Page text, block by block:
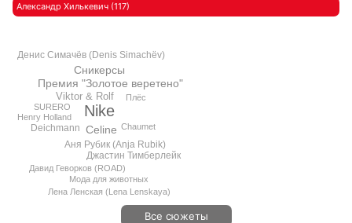
Александр Хилькевич (117)
Nike
Celine
Премия "Золотое веретено"
Сникерсы
Viktor & Rolf
Аня Рубик (Anja Rubik)
Денис Симачёв (Denis Simachёv)
Deichmann
Джастин Тимберлейк
Henry Holland
Давид Геворков (ROAD)
Плёс
Chaumet
Мода для животных
Лена Ленская (Lena Lenskaya)
SURERO
Все сюжеты